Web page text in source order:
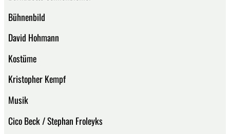
Bühnenbild
David Hohmann
Kostüme
Kristopher Kempf
Musik
Cico Beck / Stephan Froleyks